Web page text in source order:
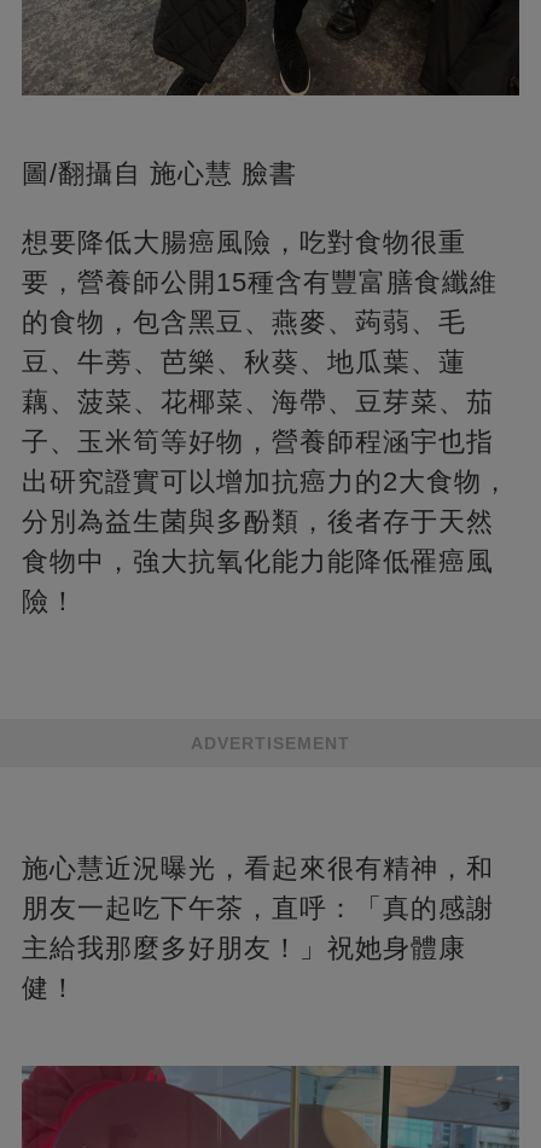
圖/翻攝自 施心慧 臉書
想要降低大腸癌風險，吃對食物很重
要，營養師公開15種含有豐富膳食纖維
的食物，包含黑豆、燕麥、蒟蒻、毛
豆、牛蒡、芭樂、秋葵、地瓜葉、蓮
藕、菠菜、花椰菜、海帶、豆芽菜、茄
子、玉米筍等好物，營養師程涵宇也指
出研究證實可以增加抗癌力的2大食物，
分別為益生菌與多酚類，後者存于天然
食物中，強大抗氧化能力能降低罹癌風
險！
ADVERTISEMENT
施心慧近況曝光，看起來很有精神，和
朋友一起吃下午茶，直呼：「真的感謝
主給我那麼多好朋友！」祝她身體康
健！